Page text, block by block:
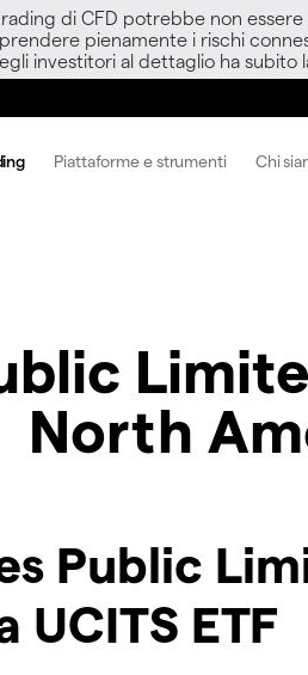
di CFD potrebbe non
pienamente i rischi
investitori al dettaglio ha subito
Piattaforme e strumenti Chi
North
Public
ETF